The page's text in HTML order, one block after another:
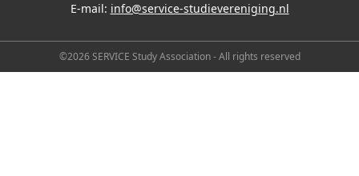
E-mail: info@service-studievereniging.nl
©2026 SERVICE Study Association - All rights reserved